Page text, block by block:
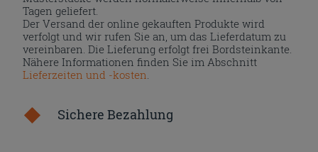
Tagen geliefert.
Der Versand der online gekauften Produkte wird
verfolgt und wir rufen Sie an, um das Lieferdatum zu
vereinbaren. Die Lieferung erfolgt frei Bordsteinkante.
Nähere Informationen finden Sie im Abschnitt
Lieferzeiten und -kosten.
Sichere Bezahlung